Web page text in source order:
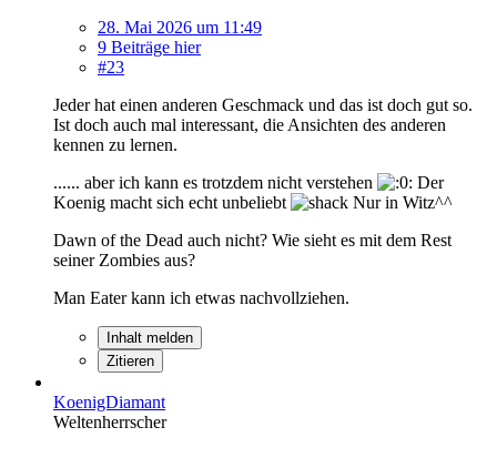
28. Mai 2026 um 11:49
9 Beiträge hier
#23
Jeder hat einen anderen Geschmack und das ist doch gut so.
Ist doch auch mal interessant, die Ansichten des anderen
kennen zu lernen.
...... aber ich kann es trotzdem nicht verstehen
Der
Koenig macht sich echt unbeliebt
Nur in Witz^^
Dawn of the Dead auch nicht? Wie sieht es mit dem Rest
seiner Zombies aus?
Man Eater kann ich etwas nachvollziehen.
Inhalt melden
Zitieren
KoenigDiamant
Weltenherrscher